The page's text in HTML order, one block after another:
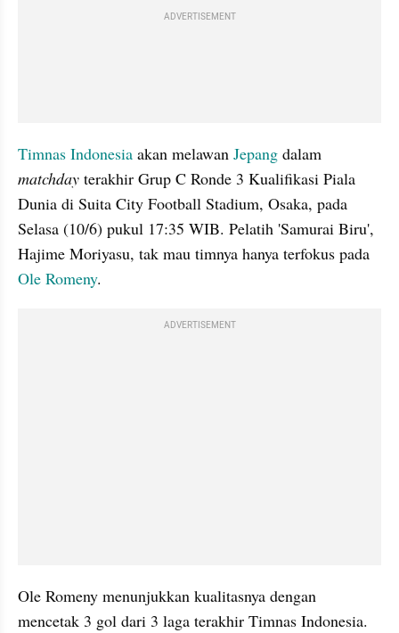
ADVERTISEMENT
Timnas Indonesia akan melawan Jepang
matchday terakhir Grup C Ronde 3 Kualifikasi Piala
Dunia di Suita City Football Stadium, Osaka, pada
Selasa (10/6) pukul 17:35 WIB. Pelatih 'Samurai Biru',
Ole Romeny.
ADVERTISEMENT
Ole Romeny menunjukkan kualitasnya dengan
mencetak 3 gol dari 3 laga terakhir Timnas Indonesia.